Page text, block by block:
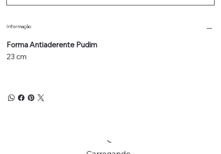
Informação
Forma Antiaderente Pudim
23 cm